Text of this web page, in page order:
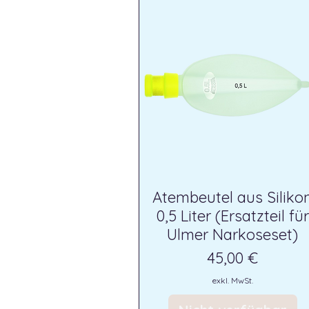
Atembeutel aus
0,5 Liter (Ersatzteil für
Ulmer Narkoseset)
Preis
45,00 €
exkl. MwSt.